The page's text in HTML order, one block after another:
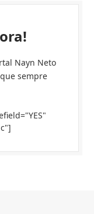
Nayn Neto
sempre